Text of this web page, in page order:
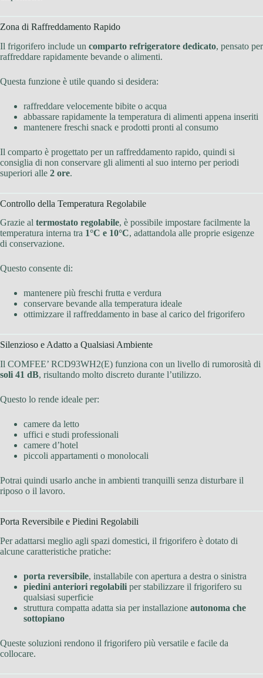
Zona di Raffreddamento Rapido
Il frigorifero include un comparto refrigeratore dedicato, pensato per
raffreddare rapidamente bevande o alimenti.
Questa funzione è utile quando si desidera:
raffreddare velocemente bibite o acqua
abbassare rapidamente la temperatura di alimenti appena inseriti
mantenere freschi snack e prodotti pronti al consumo
Il comparto è progettato per un raffreddamento rapido, quindi si
consiglia di non conservare gli alimenti al suo interno per periodi
superiori alle 2 ore.
Controllo della Temperatura Regolabile
Grazie al termostato regolabile, è possibile impostare facilmente la
temperatura interna tra 1°C e 10°C, adattandola alle proprie esigenze
di conservazione.
Questo consente di:
mantenere più freschi frutta e verdura
conservare bevande alla temperatura ideale
ottimizzare il raffreddamento in base al carico del frigorifero
Silenzioso e Adatto a Qualsiasi Ambiente
Il COMFEE’ RCD93WH2(E) funziona con un livello di rumorosità di
soli 41 dB, risultando molto discreto durante l’utilizzo.
Questo lo rende ideale per:
camere da letto
uffici e studi professionali
camere d’hotel
piccoli appartamenti o monolocali
Potrai quindi usarlo anche in ambienti tranquilli senza disturbare il
riposo o il lavoro.
Porta Reversibile e Piedini Regolabili
Per adattarsi meglio agli spazi domestici, il frigorifero è dotato di
alcune caratteristiche pratiche:
porta reversibile, installabile con apertura a destra o sinistra
piedini anteriori regolabili per stabilizzare il frigorifero su
qualsiasi superficie
struttura compatta adatta sia per installazione autonoma che
sottopiano
Queste soluzioni rendono il frigorifero più versatile e facile da
collocare.